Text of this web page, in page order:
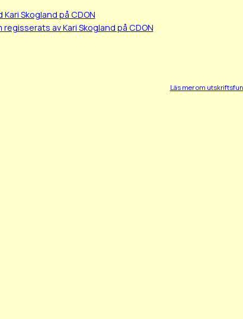
Skogland på CDON
av Kari Skogland på CDON
Läs mer om